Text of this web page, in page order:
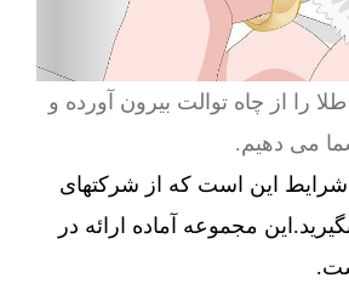
را از چاه توالت بیرون آورده و
می دهیم.
شرایط این است که از شرکتهای
مجموعه آماده ارائه در